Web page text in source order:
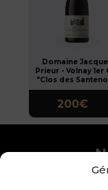
Domaine
Prieur - Volnay 1er
"Clos des
Monopole
200€
Jacques